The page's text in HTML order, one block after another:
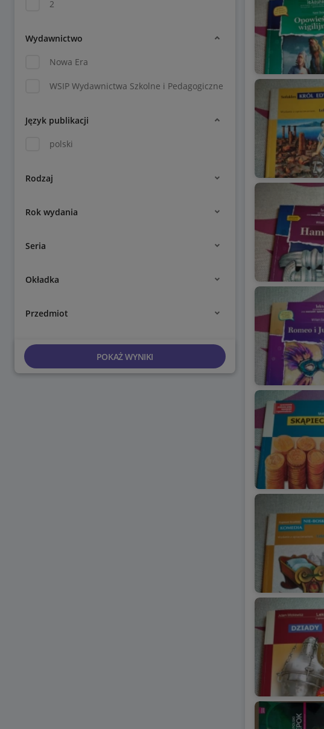
2
Wydawnictwo
Nowa Era
WSIP Wydawnictwa Szkolne i Pedagogiczne
Język publikacji
polski
Rodzaj
Rok wydania
Seria
Okładka
Przedmiot
POKAŻ WYNIKI